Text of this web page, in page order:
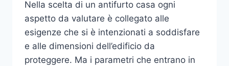
SCEGLIERE
Nella scelta di un antifurto casa ogni
aspetto da valutare è collegato alle
esigenze che si è intenzionati a soddisfare
e alle dimensioni dell’edificio da
proteggere. Ma i parametri che entrano in